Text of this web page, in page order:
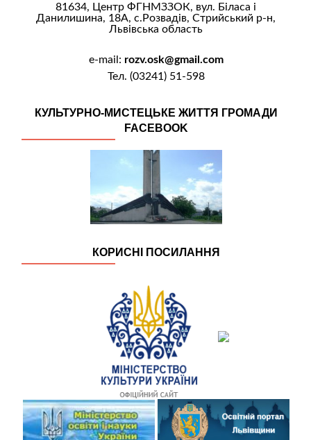
81634, Центр ФГНМЗЗОК, вул. Біласа і
Данилишина, 18А, с.Розвадів, Стрийський р-н,
Львівська область
e-mail: rozv.osk@gmail.com
Тел. (03241) 51-598
КУЛЬТУРНО-МИСТЕЦЬКЕ ЖИТТЯ ГРОМАДИ
FACEBOOK
КОРИСНІ ПОСИЛАННЯ